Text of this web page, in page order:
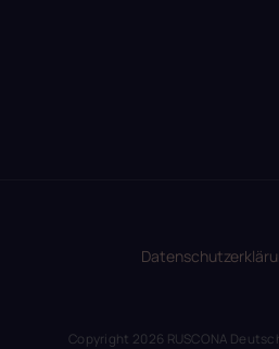
Copyright 2026 RUSCONA